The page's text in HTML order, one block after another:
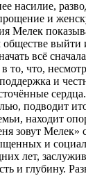
насилие,
и
Мелек
выйти
всё
то, что,
и
подводит
находит
зовут Мелек»
и
лет,
и глубину.